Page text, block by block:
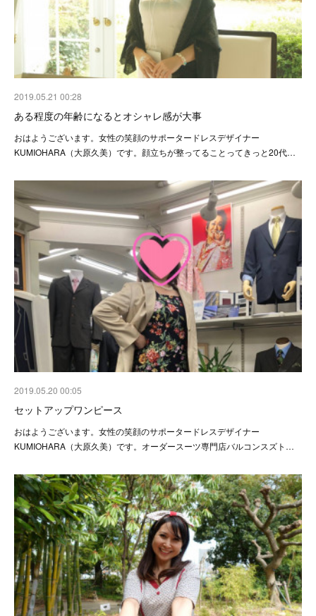
2019.05.21 00:28
ある程度の年齢になるとオシャレ感が大事
おはようございます。女性の笑顔のサポータードレスデザイナー
KUMIOHARA（大原久美）です。顔立ちが整ってることってきっと20代…
2019.05.20 00:05
セットアップワンピース
おはようございます。女性の笑顔のサポータードレスデザイナー
KUMIOHARA（大原久美）です。オーダースーツ専門店バルコンスズト…